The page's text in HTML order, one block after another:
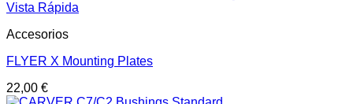
Vista Rápida
Accesorios
FLYER X Mounting Plates
22,00 €